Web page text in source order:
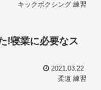
キックボクシング 練習
!寝業に必要なス
2021.03.22
柔道 練習